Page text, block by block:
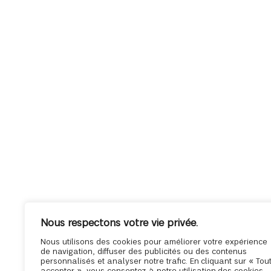
Nous respectons votre vie privée.
Nous utilisons des cookies pour améliorer votre expérience
de navigation, diffuser des publicités ou des contenus
personnalisés et analyser notre trafic. En cliquant sur « Tout